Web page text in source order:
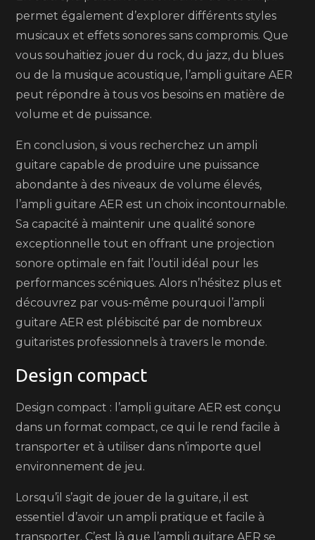
permet également d’explorer différents styles
musicaux et effets sonores sans compromis. Que
vous souhaitiez jouer du rock, du jazz, du blues
ou de la musique acoustique, l’ampli guitare AER
peut répondre à tous vos besoins en matière de
volume et de puissance.
En conclusion, si vous recherchez un ampli
guitare capable de produire une puissance
abondante à des niveaux de volume élevés,
l’ampli guitare AER est un choix incontournable.
Sa capacité à maintenir une qualité sonore
exceptionnelle tout en offrant une projection
sonore optimale en fait l’outil idéal pour les
performances scéniques. Alors n’hésitez plus et
découvrez par vous-même pourquoi l’ampli
guitare AER est plébiscité par de nombreux
guitaristes professionnels à travers le monde.
Design compact
Design compact : l’ampli guitare AER est conçu
dans un format compact, ce qui le rend facile à
transporter et à utiliser dans n’importe quel
environnement de jeu.
Lorsqu’il s’agit de jouer de la guitare, il est
essentiel d’avoir un ampli pratique et facile à
transporter. C’est là que l’ampli guitare AER se